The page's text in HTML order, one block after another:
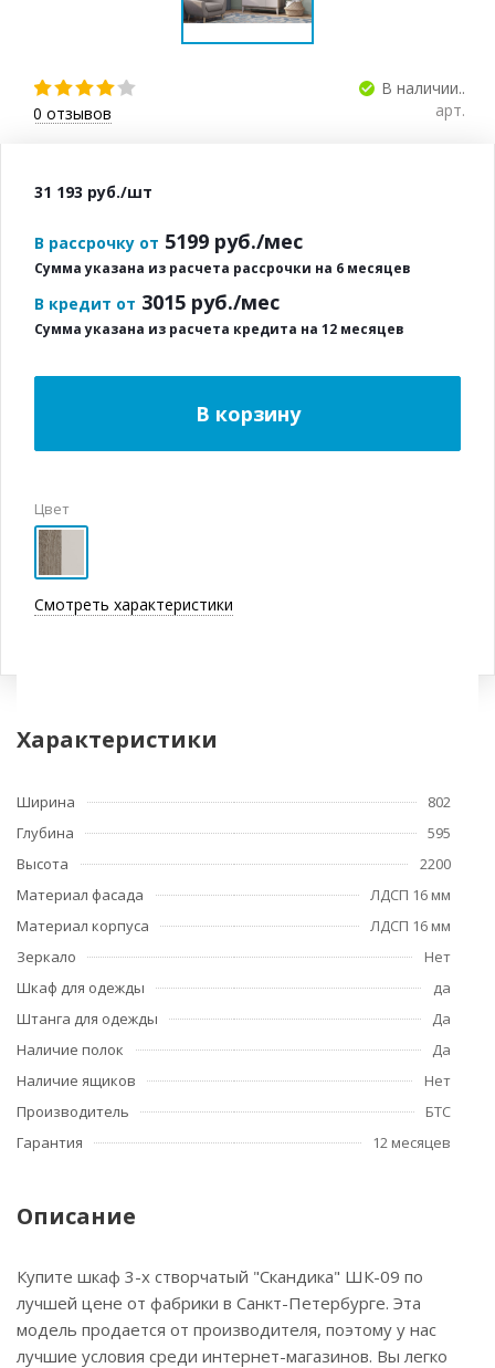
0 отзывов
В наличии..
арт.
31 193 руб./шт
В рассрочку от 5199 руб./мес
Сумма указана из расчета рассрочки на 6 месяцев
В кредит от 3015 руб./мес
Сумма указана из расчета кредита на 12 месяцев
Цвет
Смотреть характеристики
В корзину
Характеристики
Ширина
802
Глубина
595
Высота
2200
Материал фасада
ЛДСП 16 мм
Материал корпуса
ЛДСП 16 мм
Зеркало
Нет
Шкаф для одежды
да
Штанга для одежды
Да
Наличие полок
Да
Наличие ящиков
Нет
Производитель
БТС
Гарантия
12 месяцев
Описание
Купите шкаф 3-х створчатый "Скандика" ШК-09 по
лучшей цене от фабрики в Санкт-Петербурге. Эта
модель продается от производителя, поэтому у нас
лучшие условия среди интернет-магазинов. Вы легко